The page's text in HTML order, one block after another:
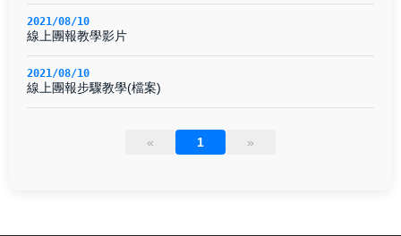
2021/08/10
線上團報教學影片
2021/08/10
線上團報步驟教學(檔案)
« 1 »